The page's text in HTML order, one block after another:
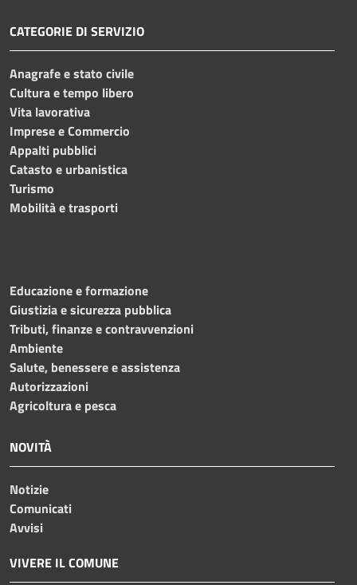
CATEGORIE DI SERVIZIO
Anagrafe e stato civile
Cultura e tempo libero
Vita lavorativa
Imprese e Commercio
Appalti pubblici
Catasto e urbanistica
Turismo
Mobilità e trasporti
Educazione e formazione
Giustizia e sicurezza pubblica
Tributi, finanze e contravvenzioni
Ambiente
Salute, benessere e assistenza
Autorizzazioni
Agricoltura e pesca
NOVITÀ
Notizie
Comunicati
Avvisi
VIVERE IL COMUNE